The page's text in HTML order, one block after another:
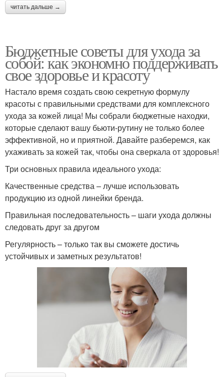
читать дальше →
Бюджетные советы для ухода за
собой: как экономно поддерживать
свое здоровье и красоту
Настало время создать свою секретную формулу
красоты с правильными средствами для комплексного
ухода за кожей лица! Мы собрали бюджетные находки,
которые сделают вашу бьюти-рутину не только более
эффективной, но и приятной. Давайте разберемся, как
ухаживать за кожей так, чтобы она сверкала от здоровья!
Три основных правила идеального ухода:
Качественные средства – лучше использовать
продукцию из одной линейки бренда.
Правильная последовательность – шаги ухода должны
следовать друг за другом
Регулярность – только так вы сможете достичь
устойчивых и заметных результатов!